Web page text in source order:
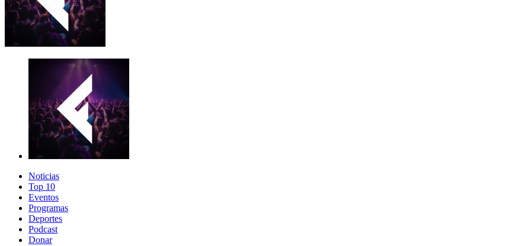
Noticias
Top 10
Eventos
Programas
Deportes
Podcast
Donar